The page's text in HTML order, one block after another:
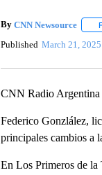
By CNN Newsource
Published March 21, 2025
CNN Radio Argentina
Federico Gonzlález,
principales cambios a
En Los Primeros de la